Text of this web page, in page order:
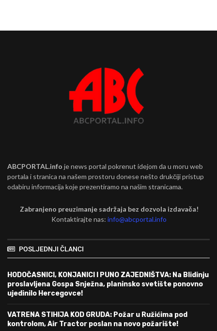
ABCPORTAL.info je news portal pokrenut idejom da u moru web
portala i stranica na našem prostoru donese nešto drukčiji pristup
odabiru informacija koje prezentiramo na našim stranicama.
Zabranjeno preuzimanje sadržaja bez dozvola izdavača!
Kontaktirajte nas:info@abcportal.info
POSLJEDNJI ČLANCI
HODOČASNICI, KONJANICI I PUNO ZAJEDNIŠTVA: Na Blidinju
proslavljena Gospa Snježna, planinsko svetište ponovno
ujedinilo Hercegovce!
VATRENA STIHIJA KOD GRUDA: Požar u Ružićima pod
kontrolom, Air Tractor poslan na novo požarište!